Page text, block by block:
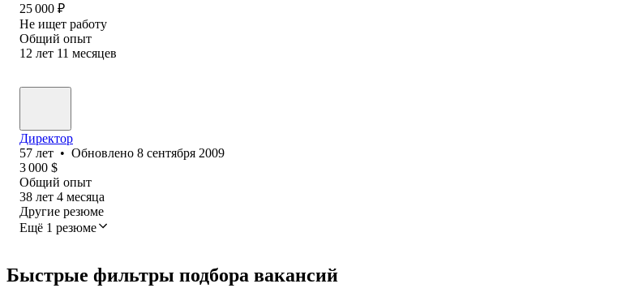
25 000 ₽
Не ищет работу
Общий опыт
12 лет 11 месяцев
Директор
57 лет • Обновлено 8 сентября 2009
3 000 $
Общий опыт
38 лет 4 месяца
Другие резюме
Ещё 1 резюме
Быстрые фильтры подбора вакансий